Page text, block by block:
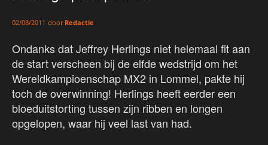
02/08/2011 door Redactie
Ondanks dat Jeffrey Herlings niet helemaal fit aan
de start verscheen bij de elfde wedstrijd om het
Wereldkampioenschap MX2 in Lommel, pakte hij
toch de overwinning! Herlings heeft eerder een
bloeduitstorting tussen zijn ribben en longen
opgelopen, waar hij veel last van had.